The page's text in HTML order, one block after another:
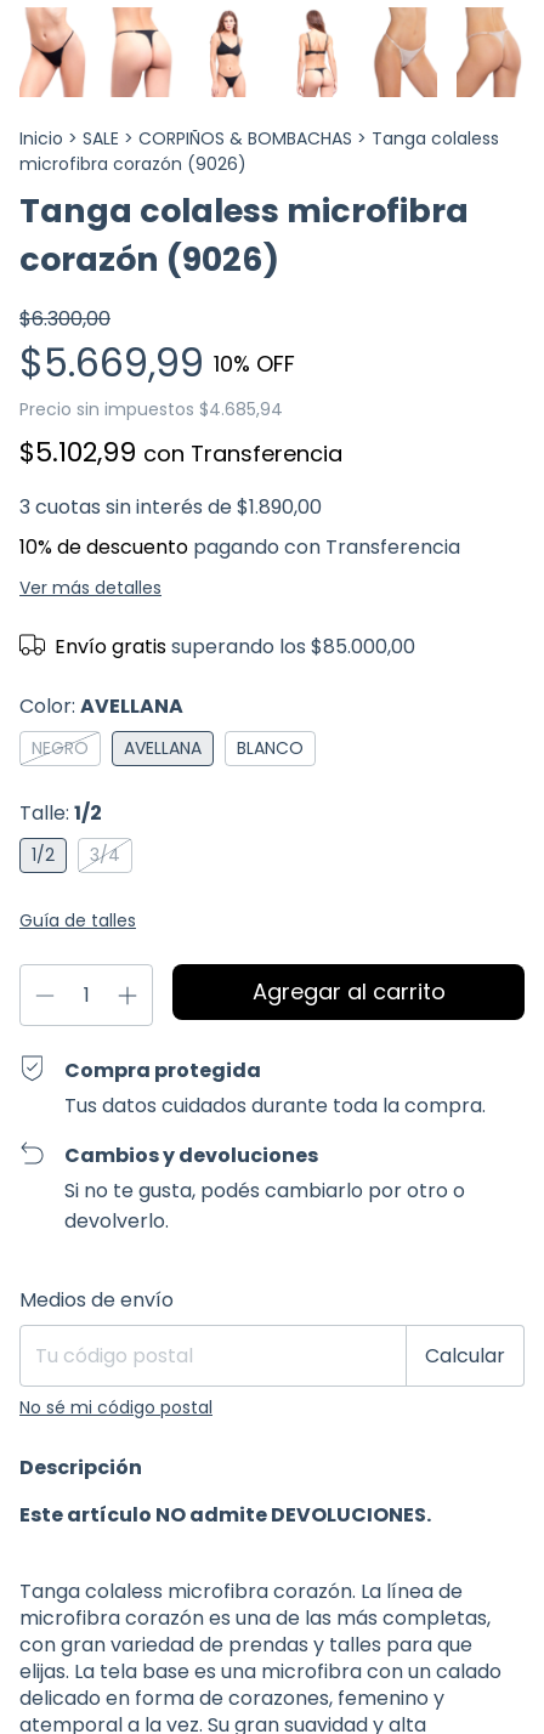
Inicio > SALE > CORPIÑOS & BOMBACHAS > Tanga colaless
microfibra corazón (9026)
Tanga colaless microfibra
corazón (9026)
$6.300,00
$5.669,99 10% OFF
Precio sin impuestos $4.685,94
$5.102,99 con Transferencia
3 cuotas sin interés de$1.890,00
10% de descuento pagando con Transferencia
Ver más detalles
Envío gratissuperando los$85.000,00
Color: AVELLANA
NEGRO AVELLANA BLANCO
Talle: 1/2
1/2 3/4
Guía de talles
Compra protegida
Tus datos cuidados durante toda la compra.
Cambios y devoluciones
Si no te gusta, podés cambiarlo por otro o
devolverlo.
Entregas para el CP:
Medios de envío
Calcular
No sé mi código postal
Descripción
Este artículo NO admite DEVOLUCIONES.
Tanga colaless microfibra corazón. La línea de
microfibra corazón es una de las más completas,
con gran variedad de prendas y talles para que
elijas. La tela base es una microfibra con un calado
delicado en forma de corazones, femenino y
atemporal a la vez. Su gran suavidad y alta